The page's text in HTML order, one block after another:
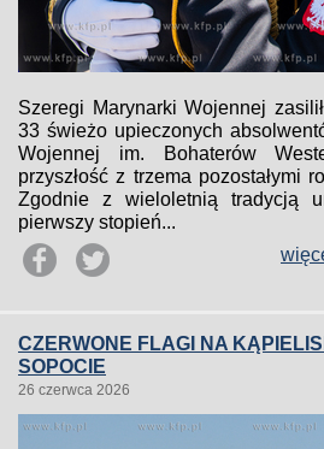
Szeregi Marynarki Wojennej
33 świeżo upieczonych
Wojennej im. Bohaterów
przyszłość z trzema pozostałymi
Zgodnie z wieloletnią tradycją
pierwszy stopień...
CZERWONE FLAGI NA
SOPOCIE
26 czerwca 2026